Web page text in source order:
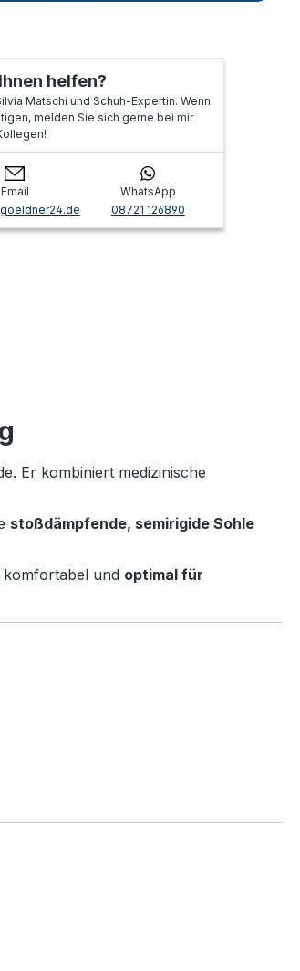
helfen?
Matschi und Schuh-Expertin. Wenn
melden Sie sich gerne bei mir
Email
WhatsApp
08721 126890
Er kombiniert medizinische
stoßdämpfende, semirigide Sohle
komfortabel und optimal für